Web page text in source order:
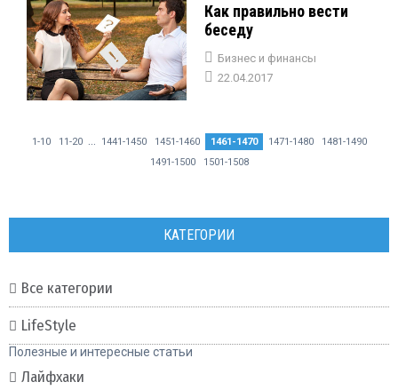
Как правильно вести
беседу
Бизнес и финансы
22.04.2017
1-10 11-20 1441-1450 1451-1460 1461-1470 1471-1480
1481-1490
1491-1500
1501-1508
КАТЕГОРИИ
Все категории
LifeStyle
Полезные и интересные статьи
Лайфхаки